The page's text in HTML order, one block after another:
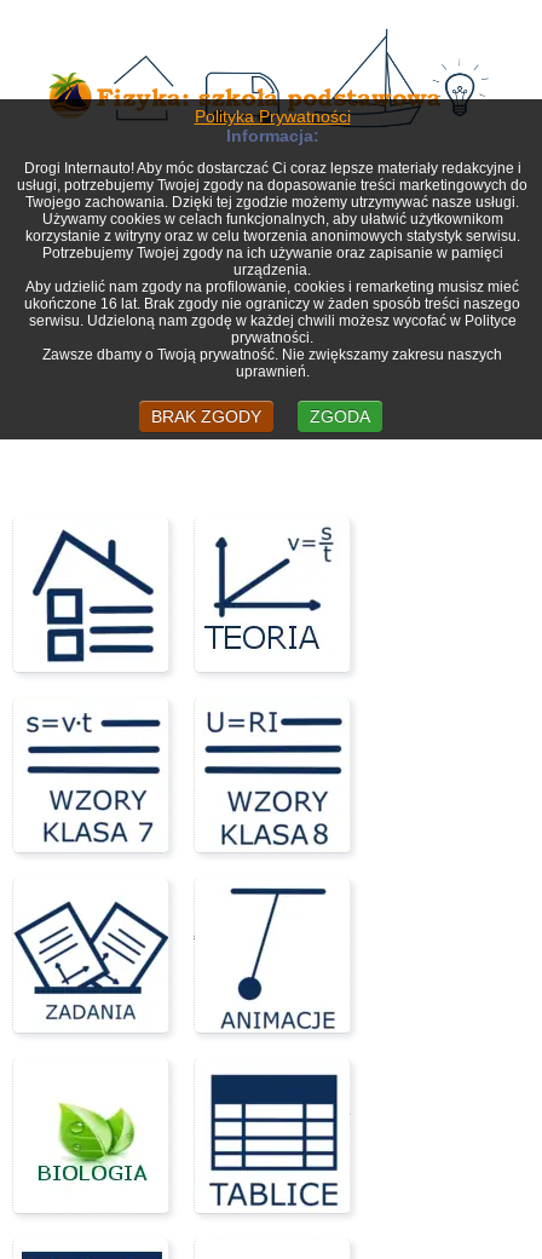
Polityka Prywatności
Informacja:
Drogi Internauto! Aby móc dostarczać Ci coraz lepsze materiały redakcyjne i
usługi, potrzebujemy Twojej zgody na dopasowanie treści marketingowych do
Twojego zachowania. Dzięki tej zgodzie możemy utrzymywać nasze usługi.
Używamy cookies w celach funkcjonalnych, aby ułatwić użytkownikom
korzystanie z witryny oraz w celu tworzenia anonimowych statystyk serwisu.
Potrzebujemy Twojej zgody na ich używanie oraz zapisanie w pamięci
urządzenia.
Aby udzielić nam zgody na profilowanie, cookies i remarketing musisz mieć
ukończone 16 lat. Brak zgody nie ograniczy w żaden sposób treści naszego
serwisu. Udzieloną nam zgodę w każdej chwili możesz wycofać w Polityce
prywatności.
Zawsze dbamy o Twoją prywatność. Nie zwiększamy zakresu naszych
uprawnień.
BRAK ZGODY ZGODA